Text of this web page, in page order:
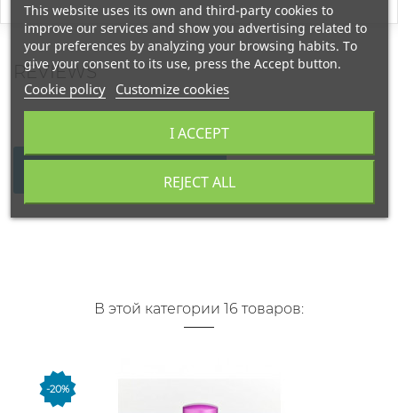
REVIEWS
В этой категории 16 товаров:
-20%
This website uses its own and third-party cookies to
improve our services and show you advertising related to
your preferences by analyzing your browsing habits. To
give your consent to its use, press the Accept button.
Cookie policy Customize cookies
REJECT ALL
I ACCEPT